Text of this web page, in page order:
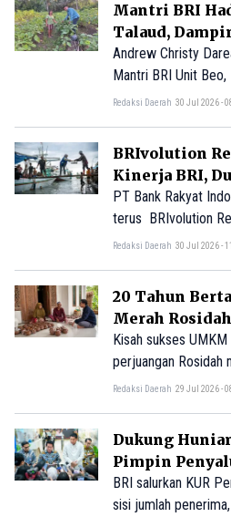
Mantri BRI
Talaud,
Berkelanjutan
Andrew Christy
Mantri BRI Unit Beo,
dengan melayani
Redaksi Daerah 30 Jul 2026 -
BRIvolution
Kinerja BRI,
Perkuat
PT Bank Rakyat
terus BRIvolution
Danantara untuk
Redaksi Daerah 30 Jul 2026 -
20 Tahun
Merah
KUR BRI
Kisah sukses
perjuangan Rosidah
merah dan
Redaksi Daerah 29 Jul 2026 -
Dukung
Pimpin
Perumahan
BRI salurkan KUR
sisi jumlah